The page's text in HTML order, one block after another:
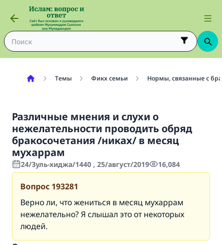
Темы Фикх семьи Нормы, связанные с
Различные мнения и слухи о
нежелательности проводить обряд
бракосочетания /никах/ в месяц
мухаррам
24/Зуль-хиджа/1440 , 25/август/2019 16,084
Вопрос 193281
Верно ли, что жениться в месяц мухаррам
нежелательно? Я слышал это от некоторых
людей.